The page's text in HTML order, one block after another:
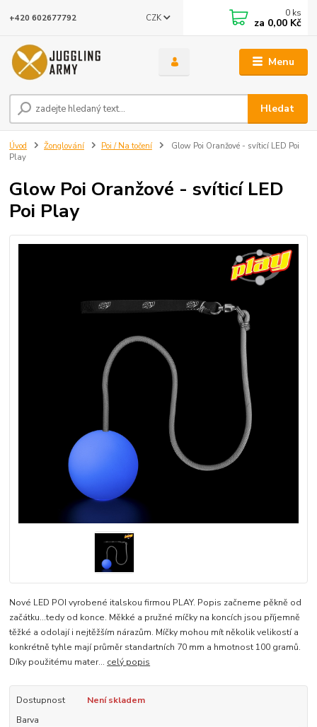
Menu
CZK
Hledat
+420 602677792 0 ks
za 0,00 Kč
Úvod Žonglování Poi / Na točení
Glow Poi Oranžové - svíticí LED Poi
Play
Glow Poi Oranžové - svíticí LED
Poi Play
Nové LED POI vyrobené italskou firmou PLAY. Popis začneme pěkně od
začátku...tedy od konce. Měkké a pružné míčky na koncích jsou příjemně
těžké a odolají i nejtěžším nárazům. Míčky mohou mít několik velikostí a
konkrétně tyhle mají průměr standartních 70 mm a hmotnost 100 gramů.
Díky použitému mater... celý popis
Dostupnost
Není skladem
Barva